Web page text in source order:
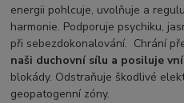
energii pohlcuje, uvolňuje a
harmonie. Podporuje psychiku,
při sebezdokonalování. Chrání
naši duchovní sílu a posiluje
blokády. Odstraňuje škodlivé
geopatogenní zóny.